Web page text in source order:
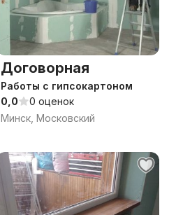
Договорная
Работы с гипсокартоном
0,0
0 оценок
Минск, Московский